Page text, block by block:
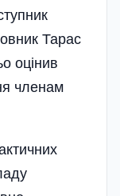
Тарас
оці­нив
членам